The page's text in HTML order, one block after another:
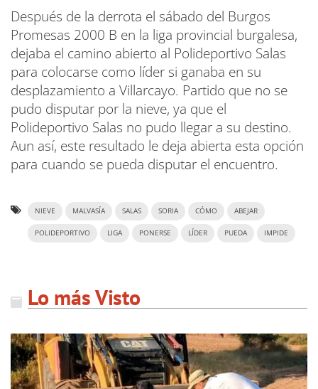
Después de la derrota el sábado del Burgos
Promesas 2000 B en la liga provincial burgalesa,
dejaba el camino abierto al Polideportivo Salas
para colocarse como líder si ganaba en su
desplazamiento a Villarcayo. Partido que no se
pudo disputar por la nieve, ya que el
Polideportivo Salas no pudo llegar a su destino.
Aun así, este resultado le deja abierta esta opción
para cuando se pueda disputar el encuentro.
NIEVE MALVASÍA SALAS SORIA CÓMO ABEJAR
POLIDEPORTIVO LIGA PONERSE LÍDER PUEDA IMPIDE
Lo más Visto